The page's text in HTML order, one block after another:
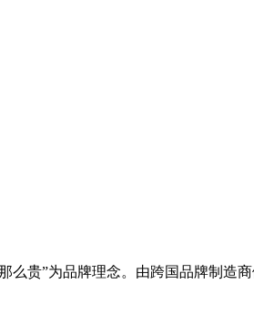
么贵”为品牌理念。由跨国品牌制造